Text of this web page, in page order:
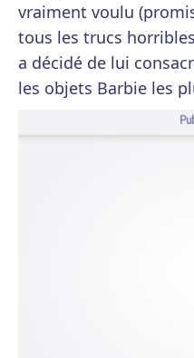
vraiment voulu
tous les trucs
a décidé de lui
les objets Barbie les